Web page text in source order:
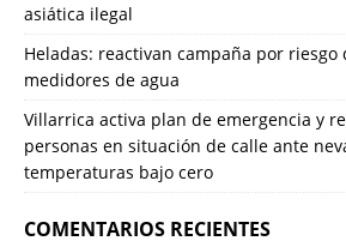
asiática ilegal
Heladas: reactivan campaña por
medidores de agua
Villarrica activa plan de emergencia y
personas en situación de calle ante
temperaturas bajo cero
COMENTARIOS RECIENTES